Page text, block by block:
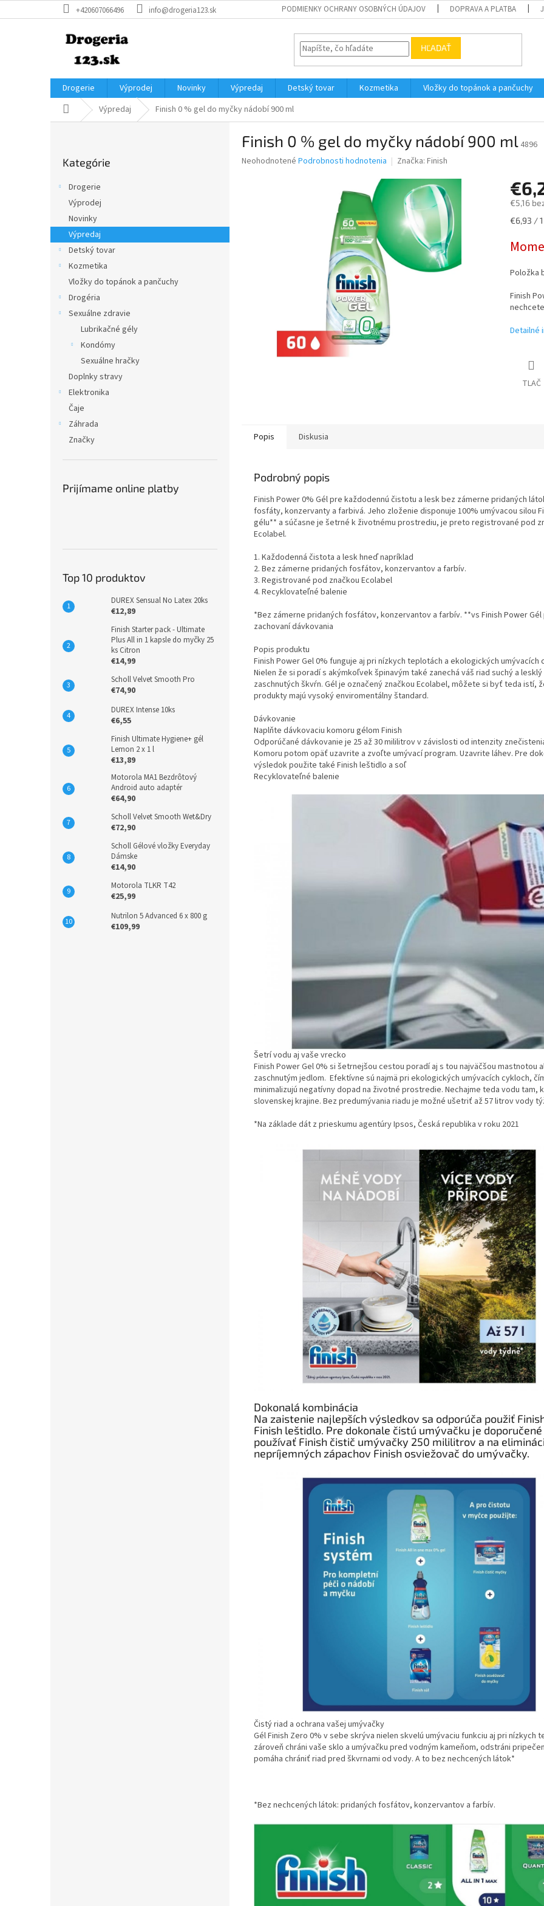
na
+420607066496 info@drogeria123.sk PODMIENKY OCHRANY OSOBNÝCH ÚDAJOV DOPRAVA A PLATBA
HĽADAŤ
Drogerie Výprodej Novinky Výpredaj Detský tovar Kozmetika Vložky do topánok a pančuchy
DomovVýpredaj Finish 0 % gel do myčky nádobí 900 ml
kategórie
Kategórie
Drogerie
Výprodej
Novinky
Výpredaj
Detský tovar
Kozmetika
Vložky do topánok a pančuchy
Drogéria
Sexuálne zdravie
Lubrikačné gély
Kondómy
Sexuálne hračky
Doplnky stravy
Elektronika
Čaje
Záhrada
Značky
Prijímame online platby
Top 10 produktov
DUREX Sensual No Latex 20ks
€12,89
Finish Starter pack - Ultimate
Plus All in 1 kapsle do myčky 25
ks Citron
€14,99
Scholl Velvet Smooth Pro
€74,90
DUREX Intense 10ks
€6,55
Finish Ultimate Hygiene+ gél
Lemon 2 x 1 l
€13,89
Motorola MA1 Bezdrôtový
Android auto adaptér
€64,90
Scholl Velvet Smooth Wet&Dry
€72,90
Scholl Gélové vložky Everyday
Dámske
€14,90
Motorola TLKR T42
€25,99
Nutrilon 5 Advanced 6 x 800 g
€109,99
Finish 0 % gel do myčky nádobí 900 ml 4896
Priemerné
Neohodnotené Podrobnosti hodnotenia Značka: Finish
€5,16
€6,93 /
Položka
Finish
Detailné
TLAČ
Popis Diskusia
Podrobný popis
Finish Power 0% Gél pre každodennú čistotu a lesk bez zámerne pridaných
fosfáty, konzervanty a farbivá. Jeho zloženie disponuje 100% umývacou silou
gélu** a súčasne je šetrné k životnému prostrediu, je preto registrované pod
Ecolabel.
1. Každodenná čistota a lesk hneď napríklad
2. Bez zámerne pridaných fosfátov, konzervantov a farbív.
3. Registrované pod značkou Ecolabel
4. Recyklovateľné balenie
*Bez zámerne pridaných fosfátov, konzervantov a farbív. **vs Finish Power Gél
zachovaní dávkovania
Popis produktu
Finish Power Gel 0% funguje aj pri nízkych teplotách a ekologických umývacích
Nielen že si poradí s akýmkoľvek špinavým také zanechá váš riad suchý a
zaschnutých škvŕn. Gél je označený značkou Ecolabel, môžete si byť teda istí,
produkty majú vysoký enviromentálny štandard.
Dávkovanie
Naplňte dávkovaciu komoru gélom Finish
Odporúčané dávkovanie je 25 až 30 mililitrov v závislosti od intenzity
Komoru potom opäť uzavrite a zvoľte umývací program. Uzavrite láhev. Pre
výsledok použite také Finish leštidlo a soľ
Recyklovateľné balenie
Šetrí vodu aj vaše vrecko
Finish Power Gel 0% si šetrnejšou cestou poradí aj s tou najväčšou mastnotou
zaschnutým jedlom. Efektívne sú najmä pri ekologických umývacích cykloch,
minimalizujú negatívny dopad na životné prostredie. Nechajme teda vodu tam,
slovenskej krajine. Bez predumývania riadu je možné ušetriť až 57 litrov vody
*Na základe dát z prieskumu agentúry Ipsos, Česká republika v roku 2021
Dokonalá kombinácia
Na zaistenie najlepších výsledkov sa odporúča použiť
Finish leštidlo. Pre dokonale čistú umývačku je doporučené
používať Finish čistič umývačky 250 mililitrov a na
nepríjemných zápachov Finish osviežovač do umývačky.
Čistý riad a ochrana vašej umývačky
Gél Finish Zero 0% v sebe skrýva nielen skvelú umývaciu funkciu aj pri nízkych
zároveň chráni vaše sklo a umývačku pred vodným kameňom, odstráni
pomáha chrániť riad pred škvrnami od vody. A to bez nechcených látok*
*Bez nechcených látok: pridaných fosfátov, konzervantov a farbív.